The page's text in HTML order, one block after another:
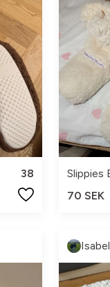
38
Slippies
70 SEK